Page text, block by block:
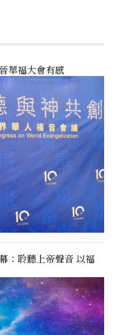
華福大會有感
：聆聽上帝聲音 以福